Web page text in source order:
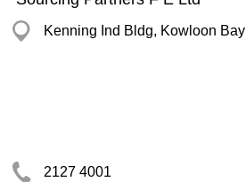
Kenning Ind Bldg, Kowloon Bay
2127 4001